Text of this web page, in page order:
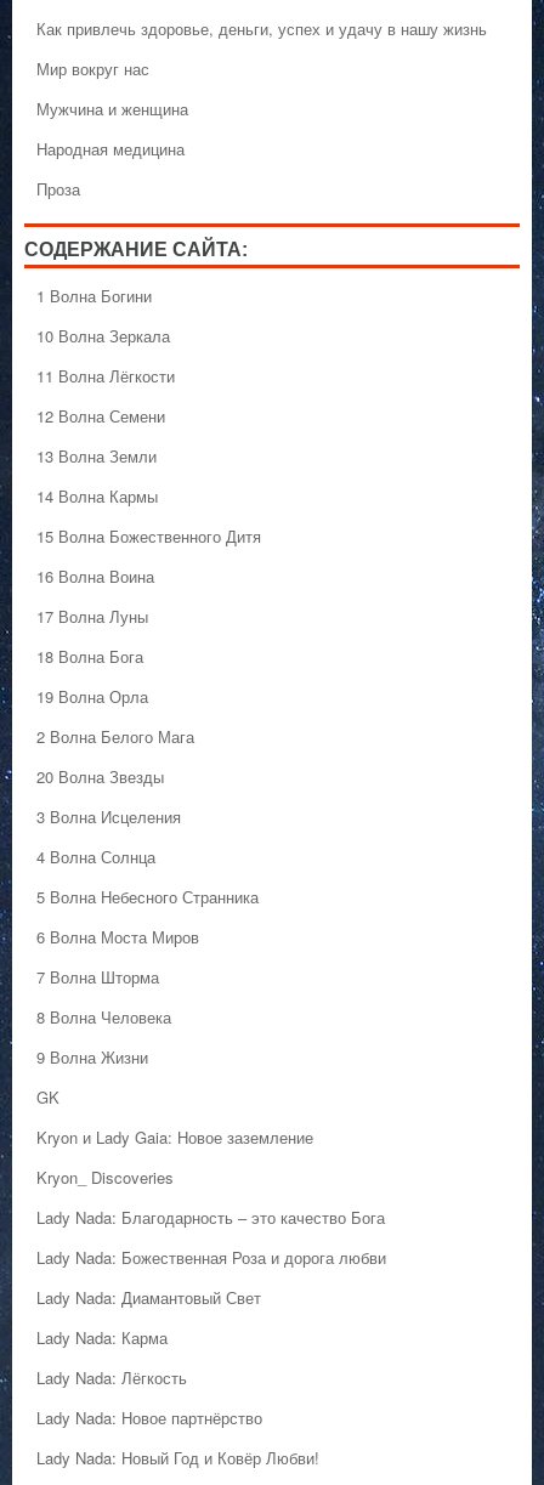
Как привлечь здоровье, деньги, успех и удачу в нашу жизнь
Мир вокруг нас
Мужчина и женщина
Народная медицина
Проза
СОДЕРЖАНИЕ САЙТА:
1 Волна Богини
10 Волна Зеркала
11 Волна Лёгкости
12 Волна Семени
13 Волна Земли
14 Волна Кармы
15 Волна Божественного Дитя
16 Волна Воина
17 Волна Луны
18 Волна Бога
19 Волна Орла
2 Волна Белого Мага
20 Волна Звезды
3 Волна Исцеления
4 Волна Солнца
5 Волна Небесного Странника
6 Волна Моста Миров
7 Волна Шторма
8 Волна Человека
9 Волна Жизни
GK
Kryon и Lady Gaia: Новое заземление
Kryon_ Discoveries
Lady Nada: Благодарность – это качество Бога
Lady Nada: Божественная Роза и дорога любви
Lady Nada: Диамантовый Свет
Lady Nada: Карма
Lady Nada: Лёгкость
Lady Nada: Новое партнёрство
Lady Nada: Новый Год и Ковёр Любви!